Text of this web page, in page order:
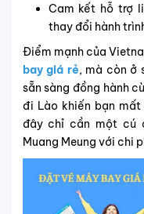
Cam kết hỗ trợ
thay đổi hành
Điểm mạnh của
bay giá rẻ, mà còn ở
sẵn sàng đồng hành
đi Lào khiến bạn
đây chỉ cần một cú
Muang Meung với chi